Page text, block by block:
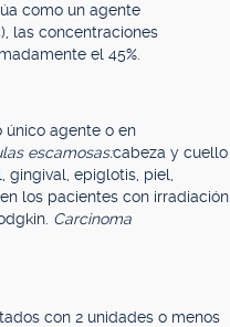
como un agente
las concentraciones
el 45%.
único agente o en
escamosas:cabeza y cuello
gingival, epiglotis, piel,
los pacientes con irradiación
Carcinoma
con 2 unidades o menos